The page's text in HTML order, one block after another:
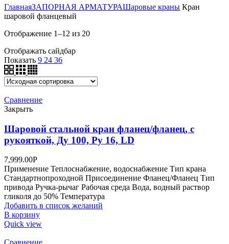
ГлавнаяЗАПОРНАЯ АРМАТУРАШаровые краны Кран
шаровой фланцевый
Отображение 1–12 из 20
Отображать сайдбар
Показать 9 24 36
Сравнение
Закрыть
Шаровой стальной кран фланец/фланец, с
рукояткой, Ду 100, Ру 16, LD
7,999.00Р
Применение Теплоснабжение, водоснабжение Тип крана
Стандартнопроходной Присоединение Фланец/Фланец Тип
привода Ручка-рычаг Рабочая среда Вода, водный раствор
гликоля до 50% Температура
Добавить в список желаний
В корзину
Quick view